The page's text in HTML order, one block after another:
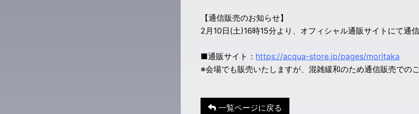
【通信販売のお知らせ】
2月10日(土)16時15分より、オフィシャル通販サイトにて通
■通販サイト： https://acqua-store.jp/pages/moritaka
※会場でも販売いたしますが、混雑緩和のため通信販売での
一覧ページに戻る